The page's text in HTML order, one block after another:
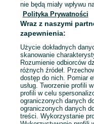
Mapa kategorii
Mapa miejscowości
Mapa ministron
Popularne wyszukiwania
nie będą miały wpływu
Polityka Prywatności
Wraz z naszymi
zapewnienia:
Użycie dokładnych
skanowanie
Rozumienie odbiorców
różnych źródeł.
dostęp do nich. Pomiar
usług. Tworzenie profili
profili w celu
ograniczonych danych
ograniczonych danych
treści. Wykorzystanie